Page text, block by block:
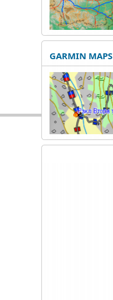
GARMIN MAPS